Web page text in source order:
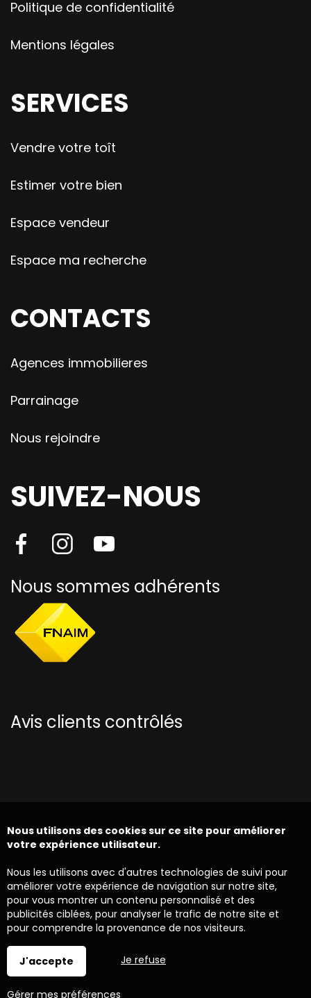
Politique de confidentialité
Mentions légales
SERVICES
Vendre votre toît
Estimer votre bien
Espace vendeur
Espace ma recherche
CONTACTS
Agences immobilieres
Parrainage
Nous rejoindre
SUIVEZ-NOUS
Nous sommes adhérents
Avis clients contrôlés
Nous utilisons des cookies sur ce site pour améliorer
votre expérience utilisateur.
Nous les utilisons avec d'autres technologies de suivi pour
améliorer votre expérience de navigation sur notre site,
pour vous montrer un contenu personnalisé et des
publicités ciblées, pour analyser le trafic de notre site et
pour comprendre la provenance de nos visiteurs.
J'accepte Je refuse
Gérer mes préférences